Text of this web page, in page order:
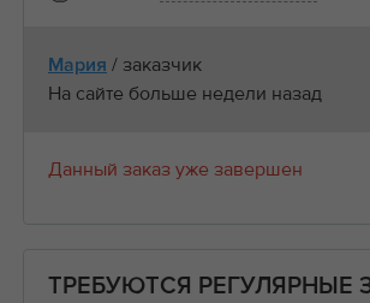
Мария / заказчик
На сайте больше недели назад
Данный заказ уже завершен
ТРЕБУЮТСЯ РЕГУЛЯРНЫЕ